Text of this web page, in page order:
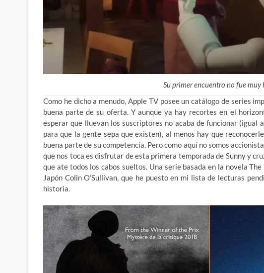
Su primer encuentro no fue muy
Como he dicho a menudo, Apple TV posee un catálogo de series
buena parte de su oferta. Y aunque ya hay recortes en el
esperar que lluevan los suscriptores no acaba de funcionar (igual
para que la gente sepa que existen), al menos hay que
buena parte de su competencia. Pero como aquí no somos
que nos toca es disfrutar de esta primera temporada de Sunny y
que ate todos los cabos sueltos. Una serie basada en la novela
Japón Colin O’Sullivan, que he puesto en mi lista de lecturas
historia.